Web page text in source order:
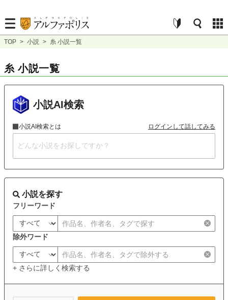
TOP > 小説 > 糸 小説一覧
糸 小説一覧
小説AI検索
小説AI検索とは ログインして話してみる
小説を探す
フリーワード
除外ワード
+ さらに詳しく検索する